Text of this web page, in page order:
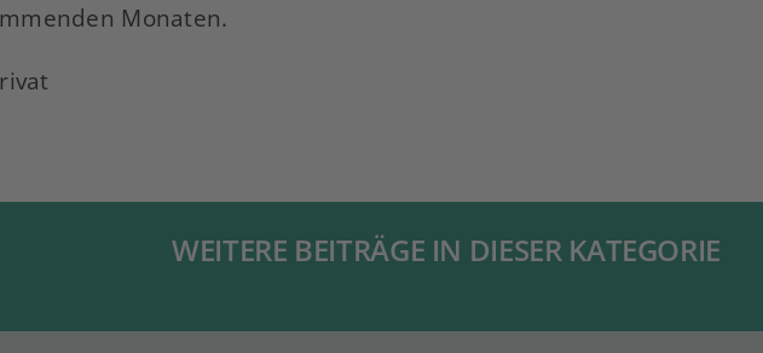
Monaten.
WEITERE BEITRÄGE IN DIESER KATEGORIE